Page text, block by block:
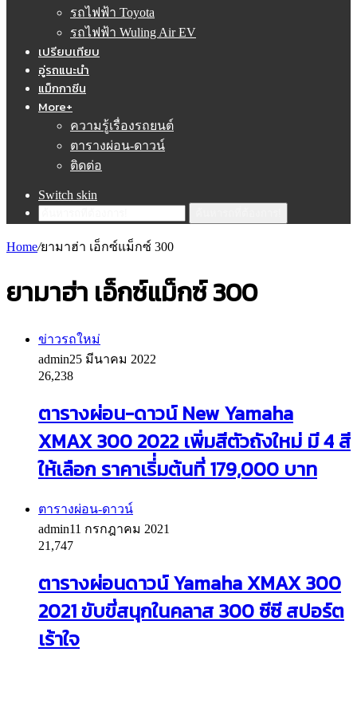
รถไฟฟ้า Toyota
รถไฟฟ้า Wuling Air EV
เปรียบเทียบ
อู่รถแนะนำ
แม็กกาซีน
More+
ความรู้เรื่องรถยนต์
ตารางผ่อน-ดาวน์
ติดต่อ
Switch skin
Home/ยามาฮ่า เอ็กซ์แม็กซ์ 300
ยามาฮ่า เอ็กซ์แม็กซ์ 300
ข่าวรถใหม่
admin25 มีนาคม 2022
26,238
ตารางผ่อน-ดาวน์ New Yamaha
XMAX 300 2022 เพิ่มสีตัวถังใหม่ มี 4 สี
ให้เลือก ราคาเริ่่มต้นที่ 179,000 บาท
ตารางผ่อน-ดาวน์
admin11 กรกฎาคม 2021
21,747
ตารางผ่อนดาวน์ Yamaha XMAX 300
2021 ขับขี่สนุกในคลาส 300 ซีซี สปอร์ต
เร้าใจ